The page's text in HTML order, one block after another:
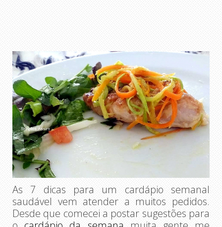
As 7 dicas para um cardápio semanal
saudável vem atender a muitos pedidos.
Desde que comecei a postar sugestões para